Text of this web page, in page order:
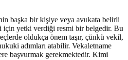
başka bir kişiye veya avukata belirli
için yetki verdiği resmi bir belgedir. Bu
oldukça önem taşır, çünkü vekil,
adımları atabilir. Vekaletname
başvurmak gerekmektedir. Kimi